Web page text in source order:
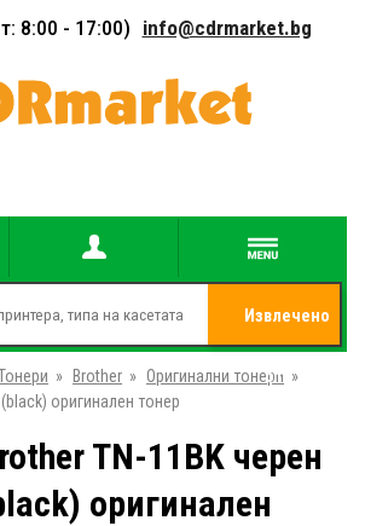
8:00 - 17:00) info@cdrmarket.bg
Извлечено
от
» Brother » Оригинални тонери »
оригинален тонер
TN-11BK черен
оригинален